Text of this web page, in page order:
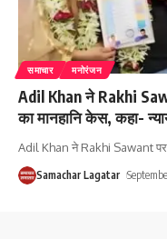
समाचार मनोरंजन
Adil Khan ने Rakhi
का मानहानि केस, कहा-
Adil Khan ने Rakhi Sawant पर
Samachar Lagatar